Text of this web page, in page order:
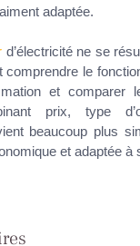
adaptée.
d’électricité ne se
comprendre le
et comparer
prix, type
beaucoup plus
et adaptée à